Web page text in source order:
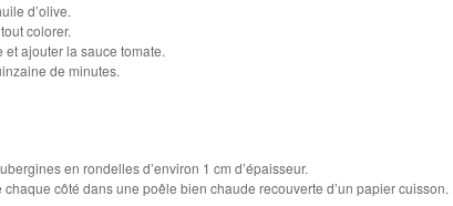
d’olive.
colorer.
ajouter la sauce tomate.
de minutes.
en rondelles d’environ 1 cm d’épaisseur.
côté dans une poêle bien chaude recouverte d’un papier cuisson.